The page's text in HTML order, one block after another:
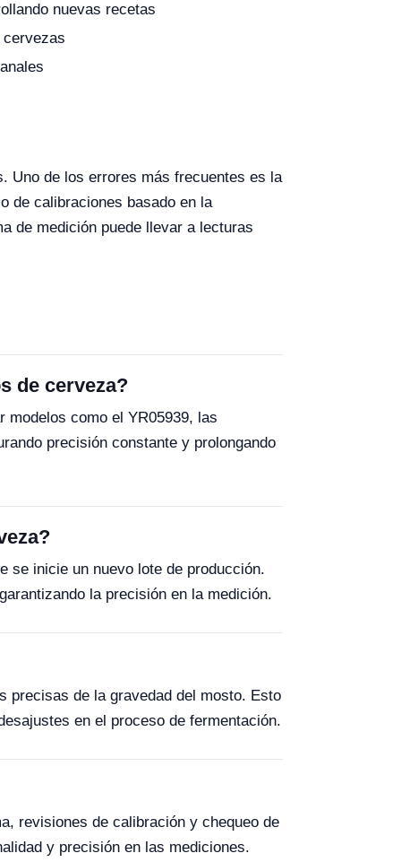
nuevas recetas
cervezas
Uno de los errores más frecuentes es la
de calibraciones basado en la
de medición puede llevar a lecturas
de cerveza?
como el YR05939, las
precisión constante y prolongando
se inicie un nuevo lote de producción.
la precisión en la medición.
precisas de la gravedad del mosto. Esto
en el proceso de fermentación.
revisiones de calibración y chequeo de
y precisión en las mediciones.